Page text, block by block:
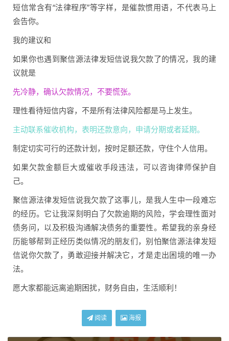
短信常含有“法律程序”等字样，是催款惯用语，不代表马上
会告你。
我的建议和
如果你也遇到聚信源法律发短信说我欠款了的情况，我的建
议就是
先冷静，确认欠款情况，不要慌张。
理性看待短信内容，不是所有法律风险都是马上发生。
主动联系催收机构，表明还款意向，申请分期或者延期。
制定切实可行的还款计划，按时足额还款，守住个人信用。
如果欠款金额巨大或催收手段违法，可以咨询律师保护自
己。
聚信源法律发短信说我欠款了这事儿，是我人生中一段难忘
的经历。它让我深刻明白了欠款逾期的风险，学会理性面对
债务问，以及积极沟通解决债务的重要性。希望我的亲身经
历能够帮到正经历类似情况的朋友们，别怕聚信源法律发短
信说你欠款了，勇敢迎接并解决它，才是走出困境的唯一办
法。
愿大家都能远离逾期困扰，财务自由，生活顺利！
阅读 海报